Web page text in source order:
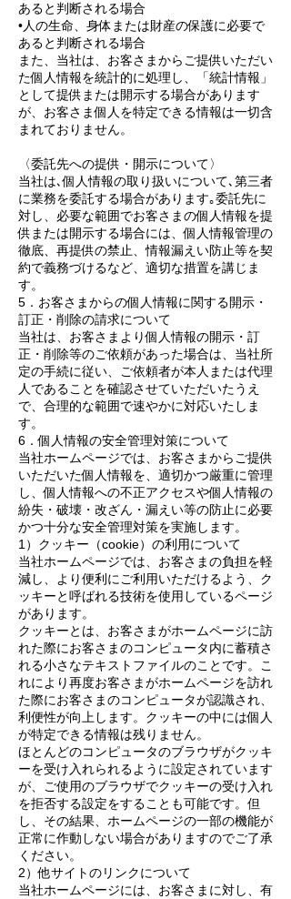
あると判断される場合
•人の生命、身体または財産の保護に必要で
あると判断される場合
また、当社は、お客さまからご提供いただい
た個人情報を統計的に処理し、「統計情報」
として提供または開示する場合があります
が、お客さま個人を特定できる情報は一切含
まれておりません。
〈委託先への提供・開示について〉
当社は､個人情報の取り扱いについて､第三者
に業務を委託する場合があります｡委託先に
対し、必要な範囲でお客さまの個人情報を提
供または開示する場合には、個人情報管理の
徹底、再提供の禁止、情報漏えい防止等を契
約で義務づけるなど、適切な措置を講じま
す。
5．お客さまからの個人情報に関する開示・
訂正・削除の請求について
当社は、お客さまより個人情報の開示・訂
正・削除等のご依頼があった場合は、当社所
定の手続に従い、ご依頼者が本人または代理
人であることを確認させていただいたうえ
で、合理的な範囲で速やかに対応いたしま
す。
6．個人情報の安全管理対策について
当社ホームページでは、お客さまからご提供
いただいた個人情報を、適切かつ厳重に管理
し、個人情報への不正アクセスや個人情報の
紛失・破壊・改ざん・漏えい等の防止に必要
かつ十分な安全管理対策を実施します。
1）クッキー（cookie）の利用について
当社ホームページでは、お客さまの負担を軽
減し、より便利にご利用いただけるよう、ク
ッキーと呼ばれる技術を使用しているページ
があります。
クッキーとは、お客さまがホームページに訪
れた際にお客さまのコンピュータ内に蓄積さ
れる小さなテキストファイルのことです。こ
れにより再度お客さまがホームページを訪れ
た際にお客さまのコンピュータが認識され、
利便性が向上します。クッキーの中には個人
が特定できる情報は残りません。
ほとんどのコンピュータのブラウザがクッキ
ーを受け入れられるように設定されています
が、ご使用のブラウザでクッキーの受け入れ
を拒否する設定をすることも可能です。但
し、その結果、ホームページの一部の機能が
正常に作動しない場合がありますのでご了承
ください。
2）他サイトのリンクについて
当社ホームページには、お客さまに対し、有